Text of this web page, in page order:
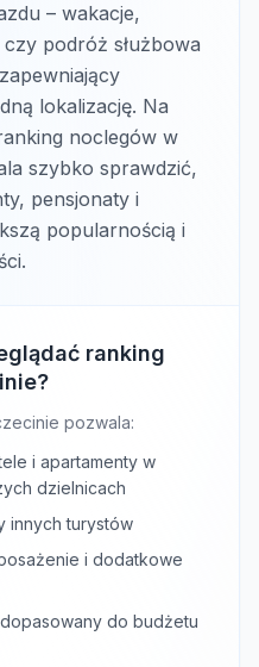
– wakacje,
podróż służbowa
lokalizację. Na
noclegów w
szybko sprawdzić,
pensjonaty i
popularnością i
ranking
pozwala:
i apartamenty w
dzielnicach
innych turystów
i dodatkowe
do budżetu